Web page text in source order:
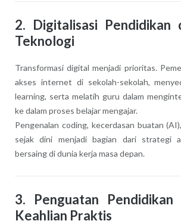
2. Digitalisasi Pendidikan
Teknologi
Transformasi digital menjadi prioritas.
akses internet di sekolah-sekolah,
learning, serta melatih guru dalam
ke dalam proses belajar mengajar.
Pengenalan coding, kecerdasan buatan
sejak dini menjadi bagian dari strategi
bersaing di dunia kerja masa depan.
3. Penguatan
Keahlian Praktis